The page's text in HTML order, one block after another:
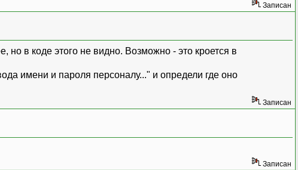
Записан
в коде этого не видно. Возможно - это кроется в
имени и пароля персоналу..." и определи где оно
Записан
Записан